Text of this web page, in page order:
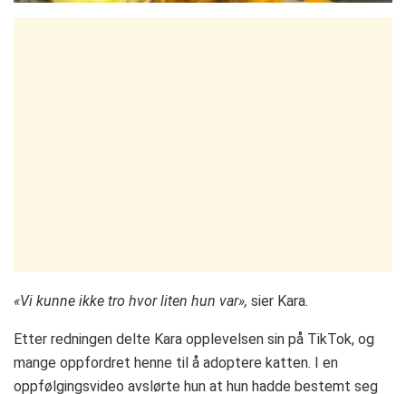
«Vi kunne ikke tro hvor liten hun var», sier Kara.
Etter redningen delte Kara opplevelsen sin på TikTok, og
mange oppfordret henne til å adoptere katten. I en
oppfølgingsvideo avslørte hun at hun hadde bestemt seg